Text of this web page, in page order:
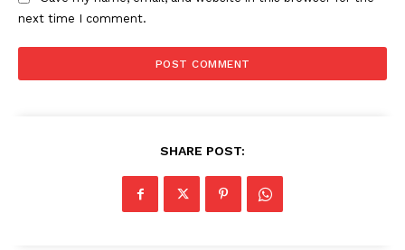
next time I comment.
SHARE POST: